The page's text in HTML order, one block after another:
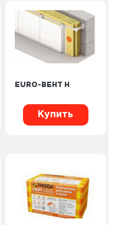
EURO-ВЕНТ Н
Купить